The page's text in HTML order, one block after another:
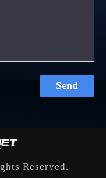
Send
Reserved.